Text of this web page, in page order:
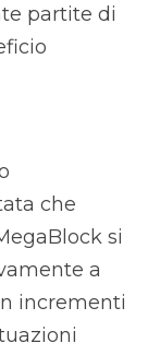
partite di
che
si
a
incrementi